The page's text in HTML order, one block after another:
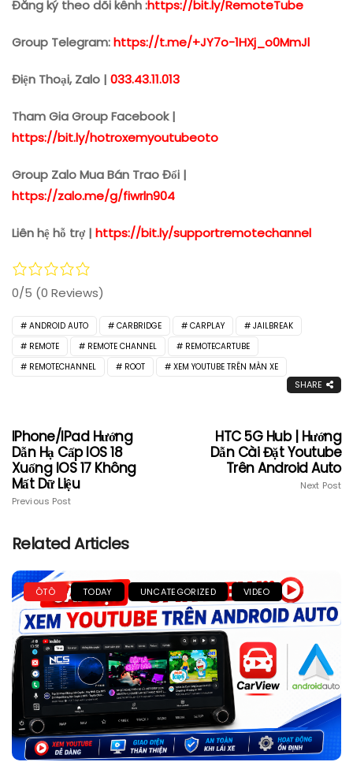
Đăng ký theo dõi kênh :https://bit.ly/RemoteTube
Group Telegram:https://t.me/+JY7o-1HXj_o0MmJl
Điện Thoại, Zalo | 033.43.11.013
Tham Gia Group Facebook |
https://bit.ly/hotroxemyoutubeoto
Group Zalo Mua Bán Trao Đổi |
https://zalo.me/g/fiwrln904
Liên hệ hỗ trợ | https://bit.ly/supportremotechannel
0/5 (0 Reviews)
ANDROID AUTO CARBRIDGE CARPLAY
JAILBREAK
REMOTE
REMOTE CHANNEL
REMOTECARTUBE
REMOTECHANNEL
ROOT XEM YOUTUBE TRÊN MÀN XE
SHARE
IPhone/iPad Hướng
Dẫn Hạ Cấp IOS 18
Xuống IOS 17 Không
Mất Dữ Liệu
Previous Post
HTC 5G Hub | Hướng
Dẫn Cài Đặt Youtube
Trên Android Auto
Next Post
Related Articles
ÔTÔ TODAY UNCATEGORIZED VIDEO